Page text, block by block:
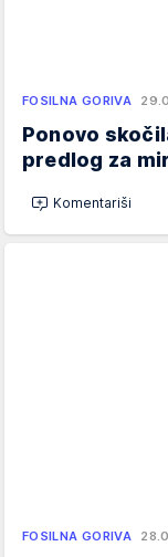
FOSILNA GORIVA
Ponovo
predlog za
Komentariši
FOSILNA GORIVA